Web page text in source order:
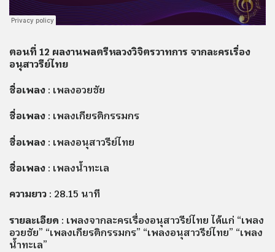
ตอนที่ 12 ผลงานพลตรีหลวงวิจิตรวาทการ จากละครเรื่อง
อนุสาวรีย์ไทย
ชื่อเพลง : เพลงอวยชัย
ชื่อเพลง : เพลงเกียรติกรรมกร
ชื่อเพลง : เพลงอนุสาวรีย์ไทย
ชื่อเพลง : เพลงน้ำทะเล
ความยาว : 28.15 นาที
รายละเอียด : เพลงจากละครเรื่องอนุสาวรีย์ไทย ได้แก่ “เพลง
อวยชัย” “เพลงเกียรติกรรมกร” “เพลงอนุสาวรีย์ไทย” “เพลง
น้ำทะเล”